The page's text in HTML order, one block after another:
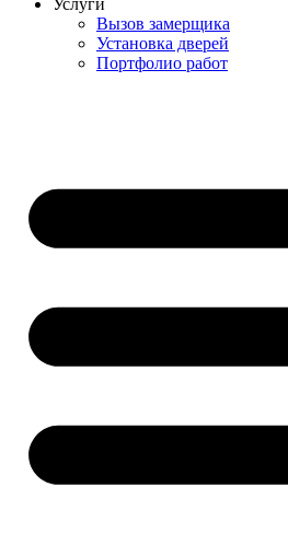
Услуги
Вызов замерщика
Установка дверей
Портфолио работ